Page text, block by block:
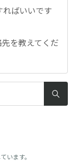
ばいいです
を教えてくだ
います。